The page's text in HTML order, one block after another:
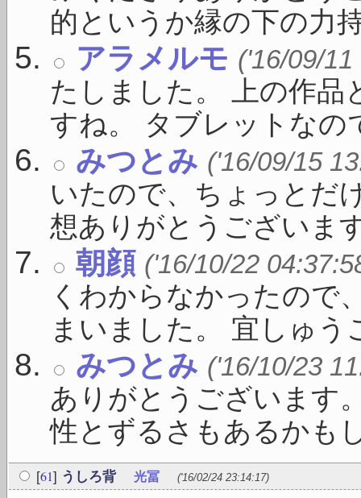
的というか縁の下の力
アラメルモ ('16/09/
たしました。 上の作品
すね。 タブレットなの
みつとみ ('16/09/15
いたので、ちょっとだ
想ありがとうございま
朝顔 ('16/10/22
くわからなかったので
まいました。 宜しゅう
みつとみ ('16/10/23
ありがとうございます
性とずるさもあるかも
[61] うしろ背 光冨 ('16/02/24 23:14:17)